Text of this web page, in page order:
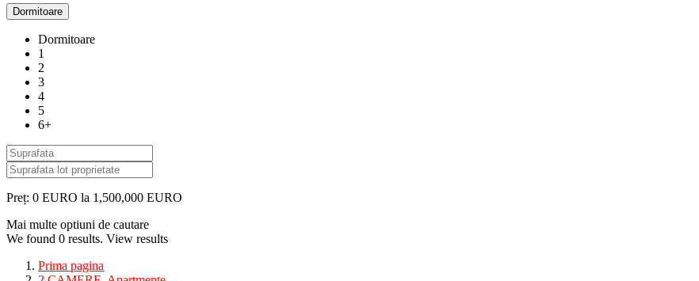
Dormitoare
Dormitoare
1
2
3
4
5
6+
Preț: 0 EURO la 1,500,000 EURO
Mai multe optiuni de cautare
We found 0 results. View results
Prima pagina